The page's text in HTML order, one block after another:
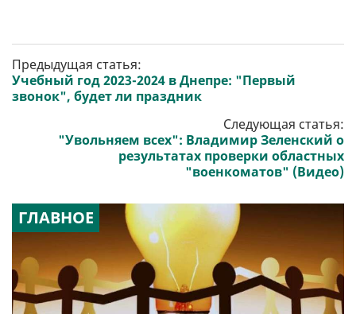
Предыдущая статья:
Учебный год 2023-2024 в Днепре: "Первый
звонок", будет ли праздник
Следующая статья:
"Увольняем всех": Владимир Зеленский о
результатах проверки областных
"военкоматов" (Видео)
ГЛАВНОЕ